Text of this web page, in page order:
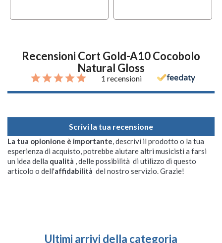
Recensioni Cort Gold-A10 Cocobolo
Natural Gloss
1 recensioni
Scrivi la tua recensione
La tua opionione è importante, descrivi il prodotto o la tua
esperienza di acquisto, potrebbe aiutare altri musicisti a farsi
un idea della qualità , delle possibilità di utilizzo di questo
articolo o dell'affidabilità del nostro servizio. Grazie!
Ultimi arrivi della categoria